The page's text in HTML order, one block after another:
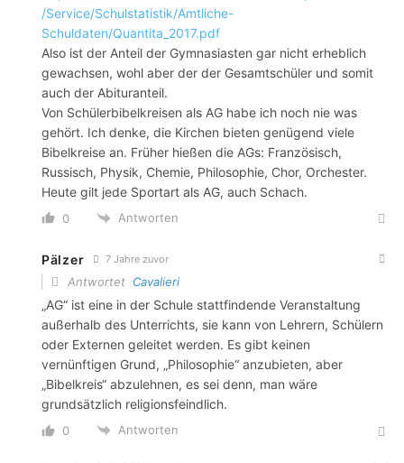
/Service/Schulstatistik/Amtliche-
Schuldaten/Quantita_2017.pdf
Also ist der Anteil der Gymnasiasten gar nicht erheblich
gewachsen, wohl aber der der Gesamtschüler und somit
auch der Abituranteil.
Von Schülerbibelkreisen als AG habe ich noch nie was
gehört. Ich denke, die Kirchen bieten genügend viele
Bibelkreise an. Früher hießen die AGs: Französisch,
Russisch, Physik, Chemie, Philosophie, Chor, Orchester.
Heute gilt jede Sportart als AG, auch Schach.
0 Antworten
Pälzer 7 Jahre zuvor
Antwortet Cavalieri
„AG“ ist eine in der Schule stattfindende Veranstaltung
außerhalb des Unterrichts, sie kann von Lehrern, Schülern
oder Externen geleitet werden. Es gibt keinen
vernünftigen Grund, „Philosophie“ anzubieten, aber
„Bibelkreis“ abzulehnen, es sei denn, man wäre
grundsätzlich religionsfeindlich.
0 Antworten